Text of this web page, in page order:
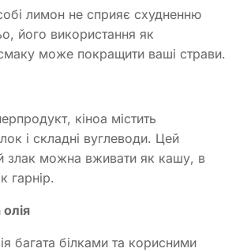
лимон не сприяє схудненню
його використання як
може покращити ваші страви.
кіноа містить
і складні вуглеводи. Цей
злак можна вживати як кашу, в
гарнір.
багата білками та корисними